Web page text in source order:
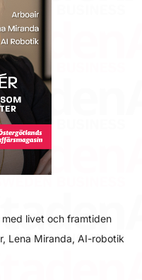
livet och framtiden
Lena Miranda, AI-robotik